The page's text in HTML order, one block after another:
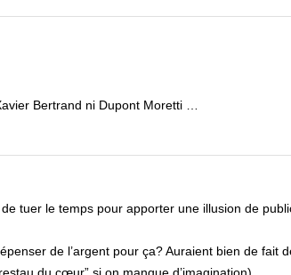
Bertrand ni Dupont Moretti …
tuer le temps pour apporter une illusion de
de l’argent pour ça? Auraient bien de fait